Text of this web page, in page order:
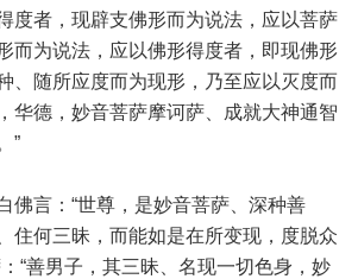
度者，现辟支佛形而为说法，应以菩萨
而为说法，应以佛形得度者，即现佛形
、随所应度而为现形，乃至应以灭度而
华德，妙音菩萨摩诃萨、成就大神通智
”
言：“世尊，是妙音菩萨、深种善
住何三昧，而能如是在所变现，度脱众
“善男子，其三昧、名现一切色身，妙